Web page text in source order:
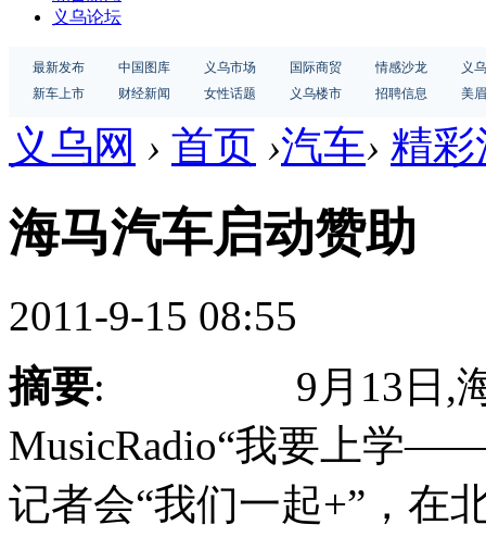
义乌论坛
最新发布 中国图库 义乌市场 国际商贸 情感沙龙
义
新车上市
财经新闻 女性话题 义乌楼市 招聘信息 美
义乌网 › 首页 ›汽车› 精彩
海马汽车启动赞助
2011-9-15 08:55
摘要: 9月13日,海马
MusicRadio“我要上学
记者会“我们一起+”，在